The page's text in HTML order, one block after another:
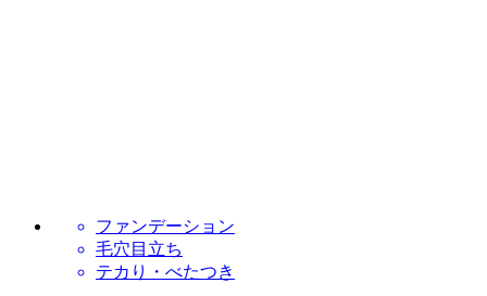
ファンデーション
毛穴目立ち
テカり・べたつき